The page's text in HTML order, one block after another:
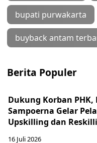
bupati purwakarta
buyback antam
Berita Populer
Dukung Korban
Sampoerna Gelar
Upskilling dan
16 Juli 2026